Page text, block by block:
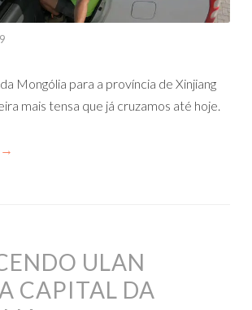
Mongólia para a província de Xinjiang
mais tensa que já cruzamos até hoje.
→
ULAN
CAPITAL DA